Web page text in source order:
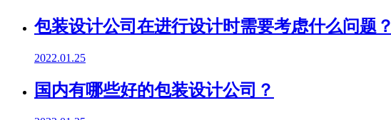
包装设计公司在进行设计时需要考虑什么问题？
2022.01.25
国内有哪些好的包装设计公司？